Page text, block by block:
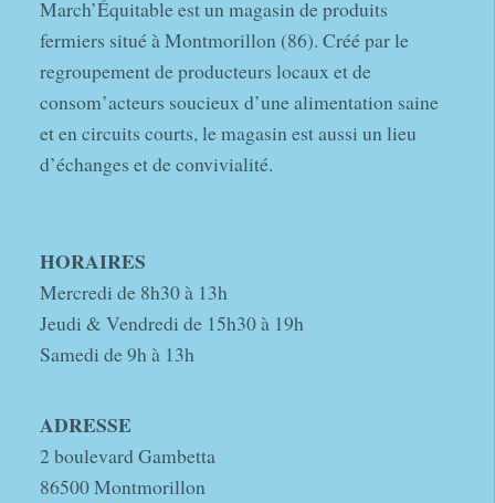
March’Équitable est un magasin de produits
fermiers situé à Montmorillon (86). Créé par le
regroupement de producteurs locaux et de
consom’acteurs soucieux d’une alimentation saine
et en circuits courts, le magasin est aussi un lieu
d’échanges et de convivialité.
HORAIRES
Mercredi de 8h30 à 13h
Jeudi & Vendredi de 15h30 à 19h
Samedi de 9h à 13h
ADRESSE
2 boulevard Gambetta
86500 Montmorillon